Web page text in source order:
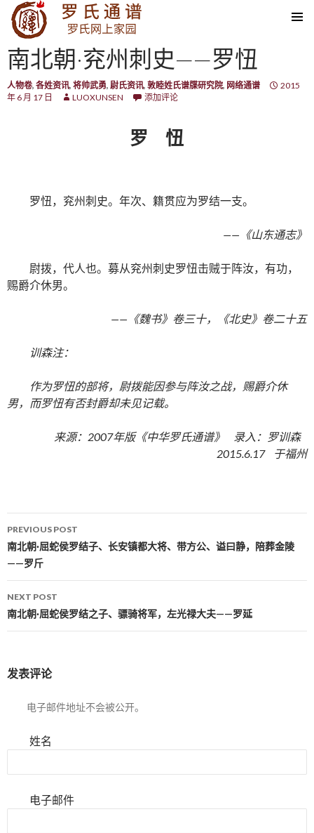
SKIP TO CONTENT
南北朝·兖州刺史——罗忸
人物卷, 各姓资讯, 将帅武勇, 尉氏资讯, 敦睦姓氏谱牒研究院, 网络通谱
2015
年 6 月 17 日
LUOXUNSEN 添加评论
罗 忸
罗忸，兖州刺史。年次、籍贯应为罗结一支。
——《山东通志》
尉拨，代人也。募从兖州刺史罗忸击贼于阵汝，有功，
赐爵介休男。
——《魏书》卷三十，《北史》卷二十五
训森注：
作为罗忸的部将，尉拨能因参与阵汝之战，赐爵介休
男，而罗忸有否封爵却未见记载。
来源：2007年版《中华罗氏通谱》 录入：罗训森
2015.6.17 于福州
Post navigation
PREVIOUS POST
南北朝·屈蛇侯罗结子、长安镇都大将、带方公、谥曰静，陪葬金陵
——罗斤
NEXT POST
南北朝·屈蛇侯罗结之子、骠骑将军，左光禄大夫——罗延
发表评论
电子邮件地址不会被公开。
姓名
电子邮件